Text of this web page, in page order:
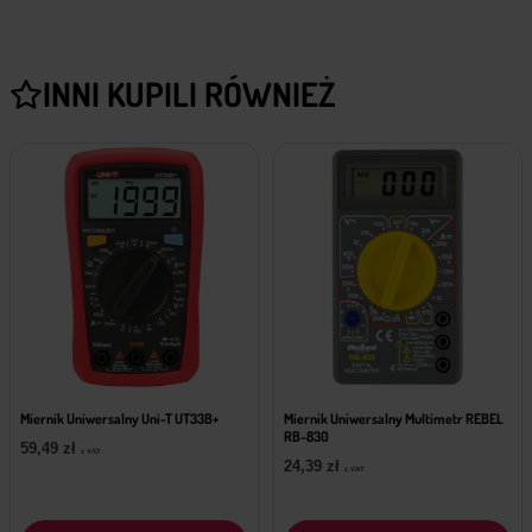
INNI KUPILI RÓWNIEŻ
Miernik Uniwersalny Uni-T UT33B+
59,49 zł z VAT
Miernik Uniwersalny Multimetr REBEL
RB-830
24,39 zł z VAT